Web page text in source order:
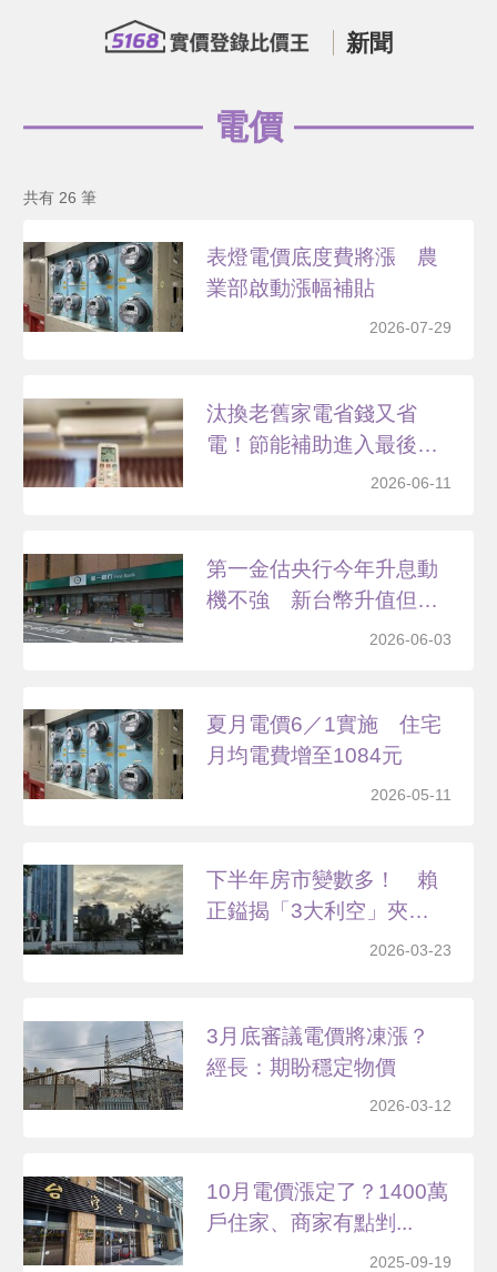
新聞
電價
共有 26 筆
表燈電價底度費將漲 農
業部啟動漲幅補貼
2026-07-29
汰換老舊家電省錢又省
電！節能補助進入最後倒
2026-06-11
第一金估央行今年升息動
機不強 新台幣升值但不
2026-06-03
夏月電價6／1實施 住宅
月均電費增至1084元
2026-05-11
下半年房市變數多！ 賴
正鎰揭「3大利空」夾
2026-03-23
3月底審議電價將凍漲？
經長：期盼穩定物價
2026-03-12
10月電價漲定了？1400萬
戶住家、商家有點剉...
2025-09-19